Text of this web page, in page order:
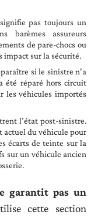
pas toujours un
barèmes assureurs
de pare-chocs ou
impact sur la sécurité.
si le sinistre n’a
été réparé hors circuit
les véhicules importés
l’état post-sinistre.
actuel du véhicule pour
écarts de teinte sur la
sur un véhicule ancien
garantit pas un
cette section